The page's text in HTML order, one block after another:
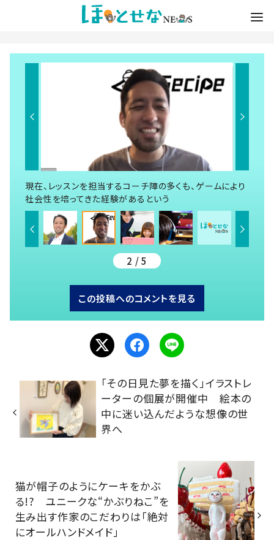
現在、レッスンを担当するコーチ陣の多くも、ゲームにより
社会性を培ってきた経験があるという
2 / 5
この投稿へのコメントを見る
「その日見た夢を描く」イラストレ
ーターの個展が開催中 絵本の
中に迷い込んだような想像の世
界へ
猫が帽子のようにケーキをかぶ
る!? ユニークな“かぶりねこ”を
生み出す作家のこだわりは「絶対
にオールハンドメイド」